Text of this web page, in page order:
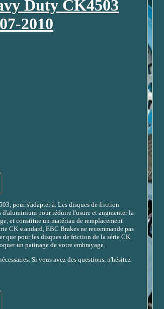
Duty CK4503
2010
pour s'adapter à. Les disques de friction
pour réduire l'usure et augmenter la
et constitue un matériau de remplacement
CK standard, EBC Brakes ne recommande pas
que pour les disques de friction de la série CK
un patinage de votre embrayage.
Si vous avez des questions, n'hésitez